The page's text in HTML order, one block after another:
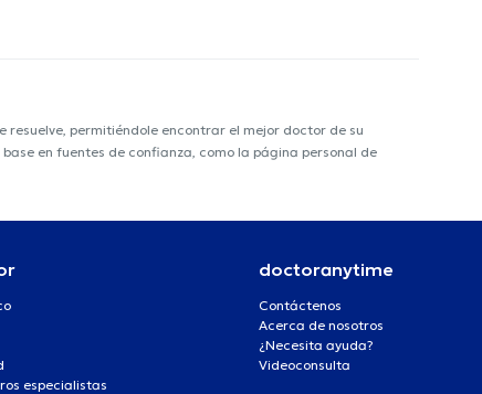
permitiéndole encontrar el mejor doctor de su
en fuentes de confianza, como la página personal de
especialistas
doctoranytime
Contáctenos
Acerca de nosotros
¿Necesita ayuda?
Videoconsulta